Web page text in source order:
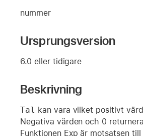
nummer
Ursprungsversion
6.0 eller tidigare
Beskrivning
Tal kan vara vilket positivt
Negativa värden och 0
Funktionen Exp är motsatsen